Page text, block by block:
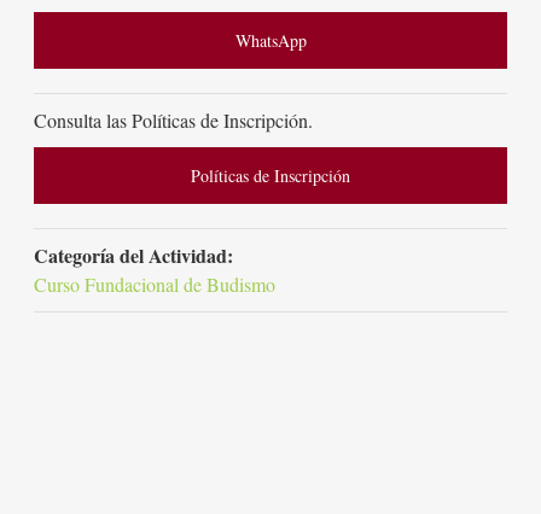
WhatsApp
Consulta las Políticas de Inscripción.
Políticas de Inscripción
Categoría del Actividad:
Curso Fundacional de Budismo